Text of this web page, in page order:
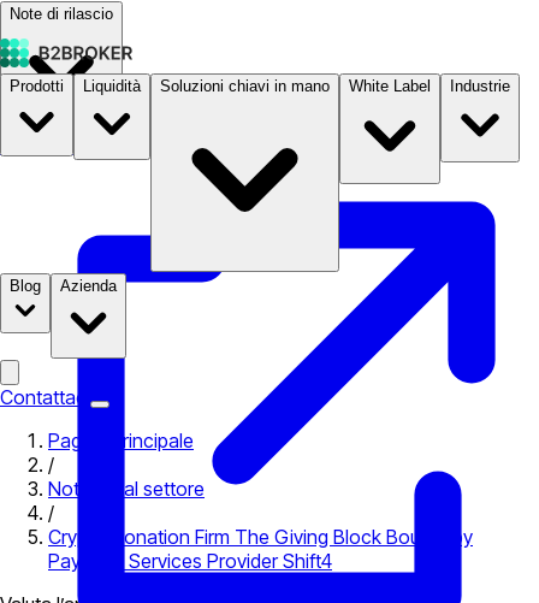
Note di rilascio
PrezziB2STORE
Prodotti Liquidità Soluzioni chiavi in mano White Label Industrie
Blog Azienda
Contattaci
Pagina principale
/
Notizie dal settore
/
Crypto Donation Firm The Giving Block Bought by
Payment Services Provider Shift4